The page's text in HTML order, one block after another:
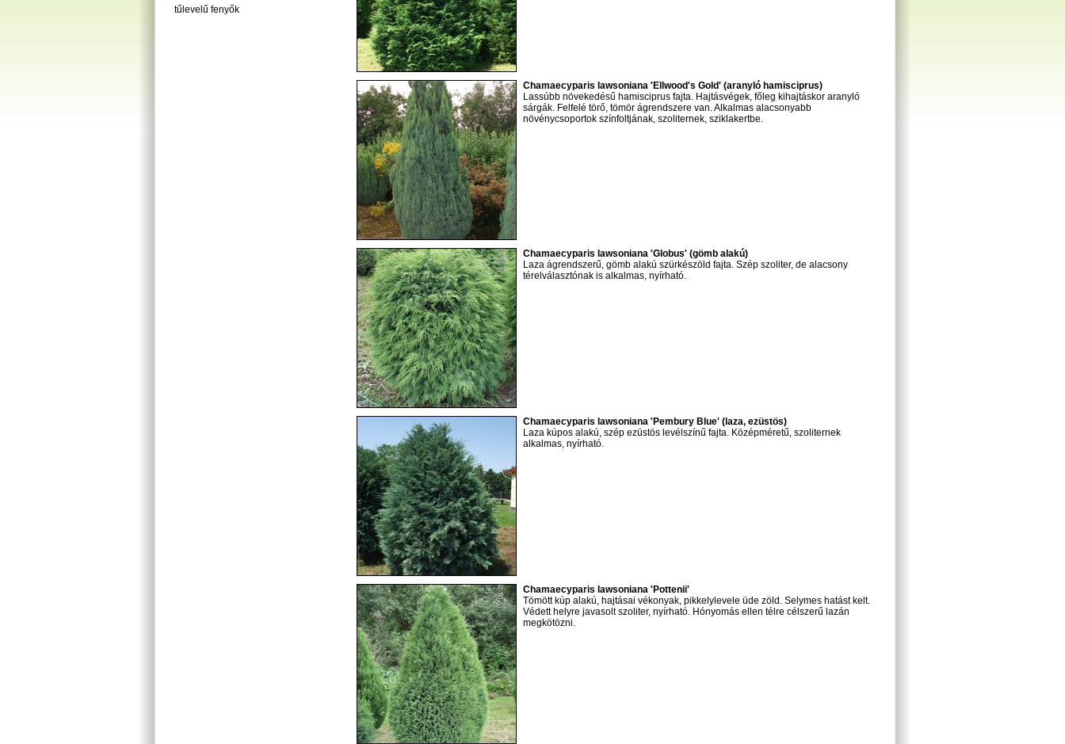
tűlevelű fenyők
Chamaecyparis lawsoniana 'Ellwood's Gold' (aranyló hamisciprus)
Lassúbb növekedésű hamisciprus fajta. Hajtásvégek, főleg kihajtáskor aranyló
sárgák. Felfelé törő, tömör ágrendszere van. Alkalmas alacsonyabb
növénycsoportok színfoltjának, szoliternek, sziklakertbe.
Chamaecyparis lawsoniana 'Globus' (gömb alakú)
Laza ágrendszerű, gömb alakú szürkészöld fajta. Szép szoliter, de alacsony
térelválasztónak is alkalmas, nyírható.
Chamaecyparis lawsoniana 'Pembury Blue' (laza, ezüstös)
Laza kúpos alakú, szép ezüstös levélszínű fajta. Középméretű, szoliternek
alkalmas, nyírható.
Chamaecyparis lawsoniana 'Pottenii'
Tömött kúp alakú, hajtásai vékonyak, pikkelylevele üde zöld. Selymes hatást kelt.
Védett helyre javasolt szoliter, nyírható. Hónyomás ellen télre célszerű lazán
megkötözni.